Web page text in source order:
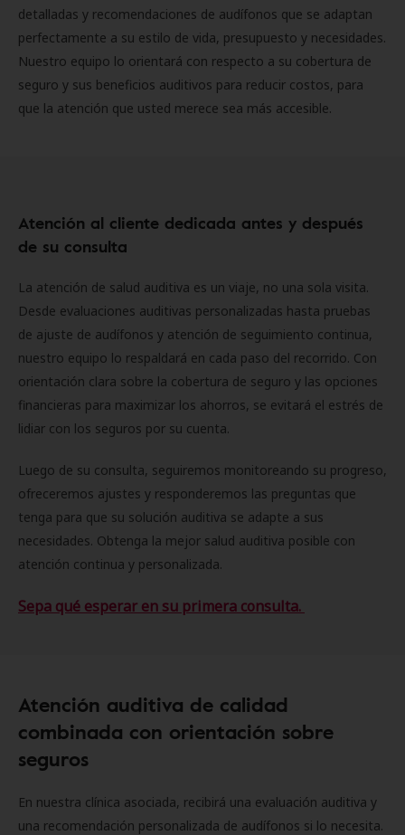
detalladas y recomendaciones de audífonos que se adaptan
perfectamente a su estilo de vida, presupuesto y necesidades.
Nuestro equipo lo orientará con respecto a su cobertura de
seguro y sus beneficios auditivos para reducir costos, para
que la atención que usted merece sea más accesible.
Atención al cliente dedicada antes y después
de su consulta
La atención de salud auditiva es un viaje, no una sola visita.
Desde evaluaciones auditivas personalizadas hasta pruebas
de ajuste de audífonos y atención de seguimiento continua,
nuestro equipo lo respaldará en cada paso del recorrido. Con
orientación clara sobre la cobertura de seguro y las opciones
financieras para maximizar los ahorros, se evitará el estrés de
lidiar con los seguros por su cuenta.
Luego de su consulta, seguiremos monitoreando su progreso,
ofreceremos ajustes y responderemos las preguntas que
tenga para que su solución auditiva se adapte a sus
necesidades. Obtenga la mejor salud auditiva posible con
atención continua y personalizada.
Sepa qué esperar en su primera consulta.
Atención auditiva de calidad
combinada con orientación sobre
seguros
En nuestra clínica asociada, recibirá una evaluación auditiva y
una recomendación personalizada de audífonos si lo necesita.